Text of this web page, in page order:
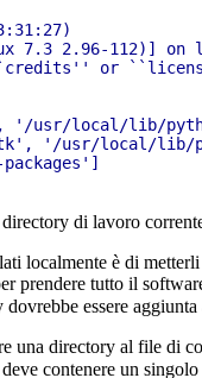
7.3 2.96-112)] on
or
usr/local/lib/
'/usr/local/lib/
directory di lavoro
localmente è di
prendere tutto il
essere aggiunta
una directory al file di
contenere un